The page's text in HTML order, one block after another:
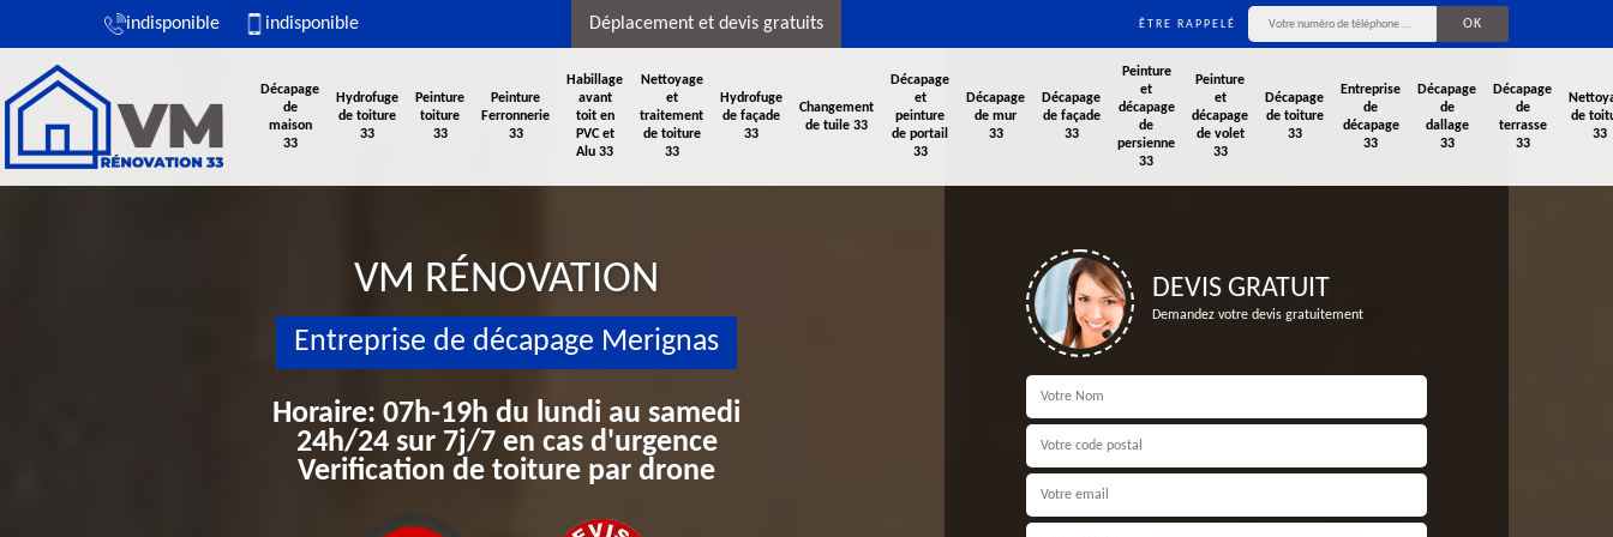
indisponible indisponible Déplacement et devis gratuits ÊTRE RAPPELÉ
Décapage
de
maison
33
Hydrofuge
de toiture
33
Peinture
toiture
33
Peinture
Ferronnerie
33
Habillage
avant
toit en
PVC et
Alu 33
Nettoyage
et
traitement
de toiture
33
Hydrofuge
de façade
33
Changement
de tuile 33
Décapage
et
peinture
de portail
33
Décapage
de mur
33
Décapage
de façade
33
Peinture
et
décapage
de
persienne
33
Peinture
et
décapage
de volet
33
Décapage
de toiture
33
Entreprise
de
décapage
33
Décapage
de
dallage
33
Décapage
de
terrasse
33
de
33
VM RÉNOVATION
Entreprise de décapage Merignas
Horaire: 07h-19h du lundi au samedi
24h/24 sur 7j/7 en cas d'urgence
Verification de toiture par drone
DEVIS GRATUIT
Demandez votre devis gratuitement